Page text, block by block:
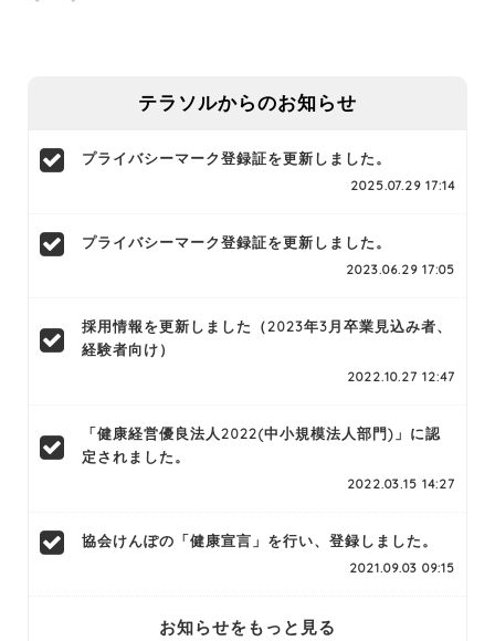
テラソルからのお知らせ
プライバシーマーク登録証を更新しました。
2025.07.29 17:14
プライバシーマーク登録証を更新しました。
2023.06.29 17:05
採用情報を更新しました（2023年3月卒業見込み者、
経験者向け）
2022.10.27 12:47
「健康経営優良法人2022(中小規模法人部門)」に認
定されました。
2022.03.15 14:27
協会けんぽの「健康宣言」を行い、登録しました。
2021.09.03 09:15
お知らせをもっと見る